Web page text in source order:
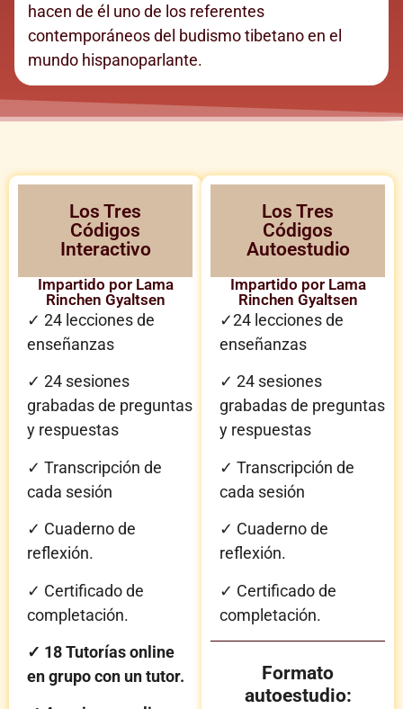
hacen de él uno de los referentes
contemporáneos del budismo tibetano en el
mundo hispanoparlante.
Los Tres
Códigos
Interactivo
Impartido por Lama
Rinchen Gyaltsen
✓ 24 lecciones de
enseñanzas
✓ 24 sesiones
grabadas de preguntas
y respuestas
✓ Transcripción de
cada sesión
✓ Cuaderno de
reflexión.
✓ Certificado de
completación.
✓ 18 Tutorías online
en grupo con un tutor.
Los Tres
Códigos
Autoestudio
Impartido por Lama
Rinchen Gyaltsen
✓24 lecciones de
enseñanzas
✓ 24 sesiones
grabadas de preguntas
y respuestas
✓ Transcripción de
cada sesión
✓ Cuaderno de
reflexión.
✓ Certificado de
completación.
Formato
autoestudio: